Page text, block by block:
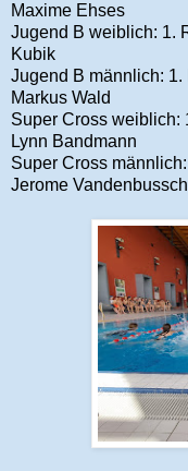
Maxime Ehses
Jugend B weiblich: 1.
Kubik
Jugend B männlich:
Markus Wald
Super Cross weiblich:
Lynn Bandmann
Super Cross
Jerome